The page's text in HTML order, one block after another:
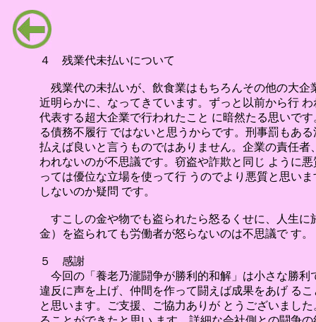
４ 残業代未払いについて
残業代の未払いが、飲食業はもちろんその他の大企
近明らかに、なってきています。ずっと以前から行
代表する超大企業で行われたこと に暗然たる思いで
る債務不履行 ではないと思うからです。刑事罰もあ
払えば良いと言うものではありません。企業の責任者
われないのが不思議です。窃盗や詐欺と同じ ように
っては優位な立場を使って行 うのでより悪質と思い
しないのか疑問 です。
すこしの金や物でも盗られたら怒るくせに、人生に
金）を盗られても労働者が怒らないのは不思議で す。
５ 感謝
今回の「養老乃瀧闘争が勝利的和解」は小さな勝利
違反に声を上げ、仲間を作って闘えば成果をあげ る
と思います。ご支援、ご協力ありが とうございまし